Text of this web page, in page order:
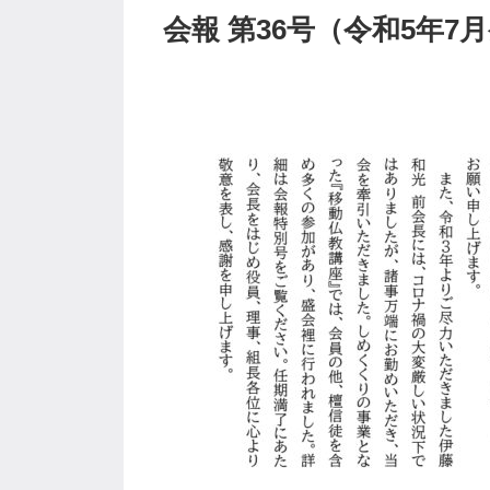
会報 第36号（令和5年7